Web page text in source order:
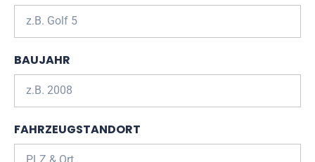
BAUJAHR
FAHRZEUGSTANDORT